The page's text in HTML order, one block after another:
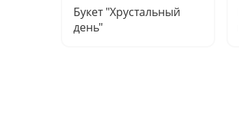
Букет "Хрустальный
день"